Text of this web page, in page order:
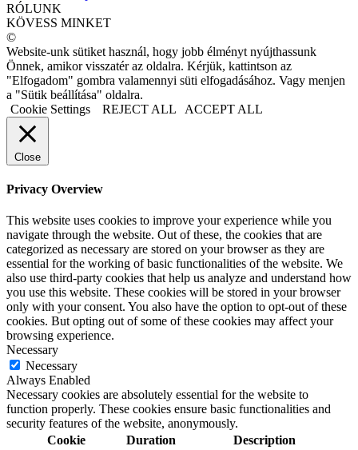
RÓLUNK
KÖVESS MINKET
©
Website-unk sütiket használ, hogy jobb élményt nyújthassunk
Önnek, amikor visszatér az oldalra. Kérjük, kattintson az
"Elfogadom" gombra valamennyi süti elfogadásához. Vagy menjen
a "Sütik beállítása" oldalra.
Cookie Settings
REJECT ALL ACCEPT ALL
Close
Privacy Overview
This website uses cookies to improve your experience while you
navigate through the website. Out of these, the cookies that are
categorized as necessary are stored on your browser as they are
essential for the working of basic functionalities of the website. We
also use third-party cookies that help us analyze and understand how
you use this website. These cookies will be stored in your browser
only with your consent. You also have the option to opt-out of these
cookies. But opting out of some of these cookies may affect your
browsing experience.
Necessary
Necessary
Always Enabled
Necessary cookies are absolutely essential for the website to
function properly. These cookies ensure basic functionalities and
security features of the website, anonymously.
Cookie
Duration Description